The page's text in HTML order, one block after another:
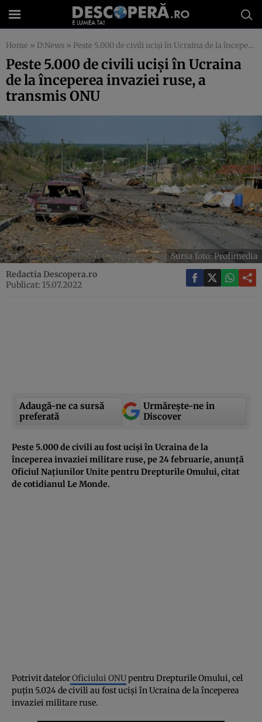
Home » D:News » Peste 5.000 de civili ucişi în Ucraina de la începerea invaziei ruse, a transmis ONU
Peste 5.000 de civili ucişi în Ucraina
de la începerea invaziei ruse, a
transmis ONU
Sursa foto: Profimedia
Redactia Descopera.ro
Publicat: 15.07.2022
Adaugă-ne ca sursă
preferată
Urmărește-ne in
Discover
Peste 5.000 de civili au fost ucişi în Ucraina de la
începerea invaziei militare ruse, pe 24 februarie, anunţă
Oficiul Naţiunilor Unite pentru Drepturile Omului, citat
de cotidianul Le Monde.
Potrivit datelorOficiului ONUpentru Drepturile Omului, cel
puţin 5.024 de civili au fost ucişi în Ucraina de la începerea
invaziei militare ruse.